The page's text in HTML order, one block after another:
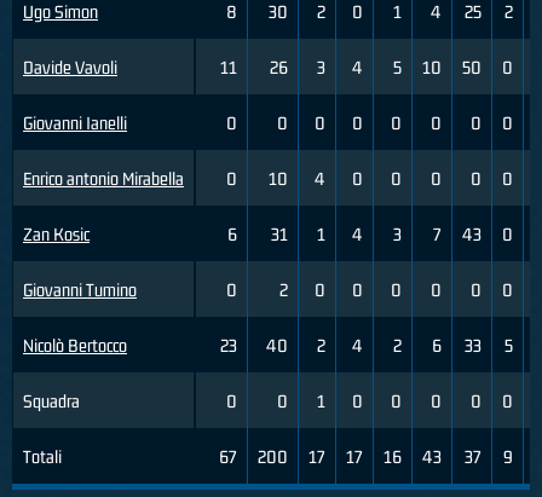
Ugo Simon
Davide Vavoli
Giovanni Ianelli
Enrico antonio Mirabella
Zan Kosic
Giovanni Tumino
Nicolò Bertocco
Squadra
Totali
8 30 2 0 1 4 25 2
11 26 3 4 5 10 50 0
0 0 0 0 0 0 0 0
0 10 4 0 0 0 0 0
6 31 1 4 3 7 43 0
0 2 0 0 0 0 0 0
23 40 2 4 2 6 33 5
0 0 1 0 0 0 0 0
67 200 17 17 16 43 37 9